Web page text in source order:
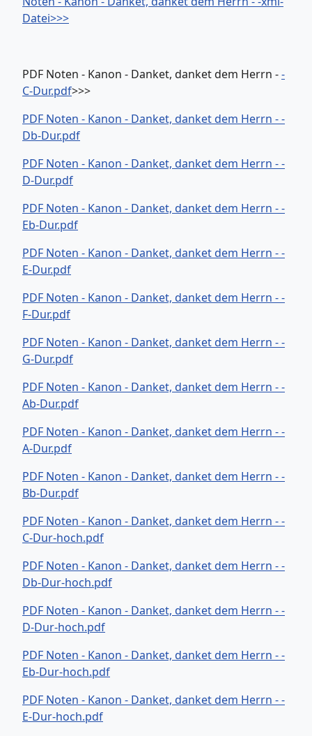
Datei>>>
PDF Noten - Kanon - Danket, danket dem Herrn --
C-Dur.pdf>>>
PDF Noten - Kanon - Danket, danket dem Herrn - -
Db-Dur.pdf
PDF Noten - Kanon - Danket, danket dem Herrn - -
D-Dur.pdf
PDF Noten - Kanon - Danket, danket dem Herrn - -
Eb-Dur.pdf
PDF Noten - Kanon - Danket, danket dem Herrn - -
E-Dur.pdf
PDF Noten - Kanon - Danket, danket dem Herrn - -
F-Dur.pdf
PDF Noten - Kanon - Danket, danket dem Herrn - -
G-Dur.pdf
PDF Noten - Kanon - Danket, danket dem Herrn - -
Ab-Dur.pdf
PDF Noten - Kanon - Danket, danket dem Herrn - -
A-Dur.pdf
PDF Noten - Kanon - Danket, danket dem Herrn - -
Bb-Dur.pdf
PDF Noten - Kanon - Danket, danket dem Herrn - -
C-Dur-hoch.pdf
PDF Noten - Kanon - Danket, danket dem Herrn - -
Db-Dur-hoch.pdf
PDF Noten - Kanon - Danket, danket dem Herrn - -
D-Dur-hoch.pdf
PDF Noten - Kanon - Danket, danket dem Herrn - -
Eb-Dur-hoch.pdf
PDF Noten - Kanon - Danket, danket dem Herrn - -
E-Dur-hoch.pdf